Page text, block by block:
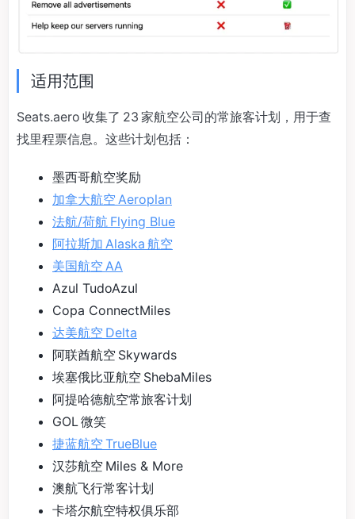
适用范围
Seats.aero 收集了 23 家航空公司的常旅客计划，用于查
找里程票信息。这些计划包括：
墨西哥航空奖励
加拿大航空 Aeroplan
法航/荷航 Flying Blue
阿拉斯加 Alaska 航空
美国航空 AA
Azul TudoAzul
Copa ConnectMiles
达美航空 Delta
阿联酋航空 Skywards
埃塞俄比亚航空 ShebaMiles
阿提哈德航空常旅客计划
GOL 微笑
捷蓝航空 TrueBlue
汉莎航空 Miles & More
澳航飞行常客计划
卡塔尔航空特权俱乐部